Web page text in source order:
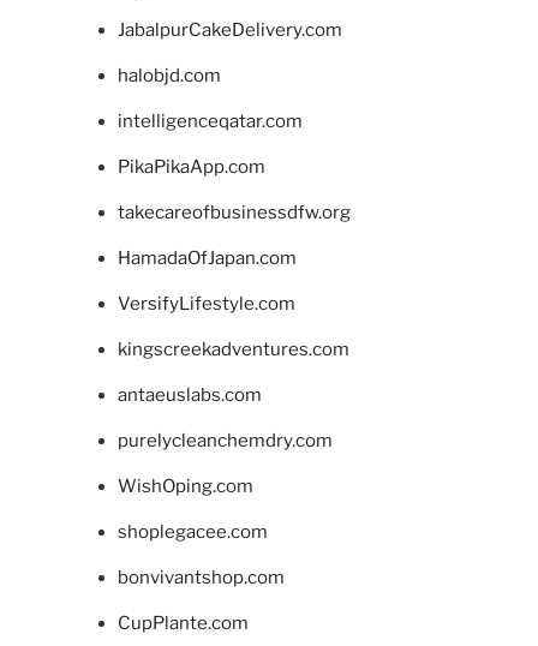
JabalpurCakeDelivery.com
halobjd.com
intelligenceqatar.com
PikaPikaApp.com
takecareofbusinessdfw.org
HamadaOfJapan.com
VersifyLifestyle.com
kingscreekadventures.com
antaeuslabs.com
purelycleanchemdry.com
WishOping.com
shoplegacee.com
bonvivantshop.com
CupPlante.com